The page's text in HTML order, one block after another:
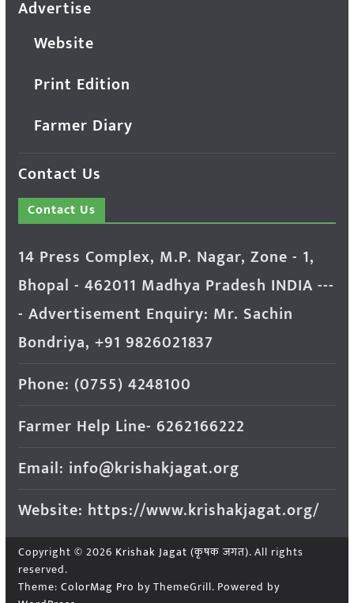
Advertise
Website
Print Edition
Farmer Diary
Contact Us
Contact Us
14 Press Complex, M.P. Nagar, Zone - 1,
Bhopal - 462011 Madhya Pradesh INDIA ---
- Advertisement Enquiry: Mr. Sachin
Bondriya, +91 9826021837
Phone: (0755) 4248100
Farmer Help Line- 6262166222
Email: info@krishakjagat.org
Website: https://www.krishakjagat.org/
Copyright © 2026 Krishak Jagat (कृषक जगत). All rights
reserved.
Theme: ColorMag Pro by ThemeGrill. Powered by